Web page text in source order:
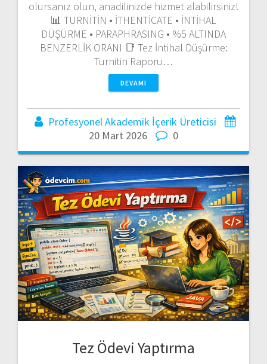
olursanız olun, anadilinizde hizmet alabilirsiniz!
📊 TURNİTİN • İTHENTİCATE • İNTİHAL
DÜŞÜRME • PARAPHRASING • %5 ALTINDA
BENZERLİK ORANI 📑 Tez İntihal Düşürme:
Turnitin Raporu…
DEVAMI
Profesyonel Akademik İçerik Üreticisi
20 Mart 2026
0
Tez Ödevi Yaptırma